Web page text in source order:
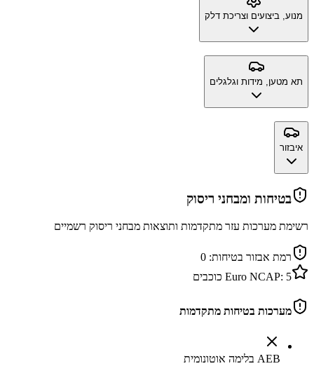
מנוע, ביצועים וצריכת דלק
תא מטען, מידות וגלגלים
איבזור
בטיחות ומבחני ריסוק
רשימת מערכות עזר מתקדמות ותוצאות מבחני ריסוק רשמיים
רמת אבזור בטיחות: 0
Euro NCAP: 5 כוכבים
מערכות בטיחות מתקדמות
AEB בלימה אוטונומית